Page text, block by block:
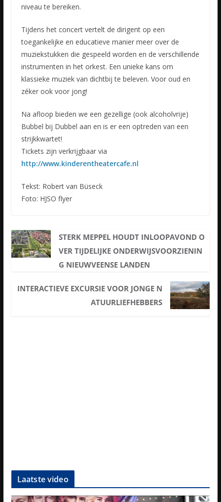
niveau te bereiken.
Tijdens het concert vertelt de dirigent op een
toegankelijke en educatieve manier meer over de
muziekstukken die gespeeld worden en de verschillende
instrumenten in het orkest. Een unieke kans om
klassieke muziek van dichtbij te beleven. Voor oud en
zéker ook voor jong!
Na afloop bieden we een gezellige (ook alcoholvrije)
Bubbel bij Dubbel aan en is er een optreden van een
strijkkwartet!
Tickets zijn verkrijgbaar via
http://www.kinderentheatercafe.nl
Tekst: Robert van Büseck
Foto: HJSO flyer
STERK MEPPEL HOUDT INLOOPAVOND O
VER TIJDELIJKE ONDERWIJSVOORZIENIN
G NIEUWVEENSE LANDEN
INTERACTIEVE EXCURSIE VOOR JONGE N
ATUURLIEFHEBBERS
Laatste video